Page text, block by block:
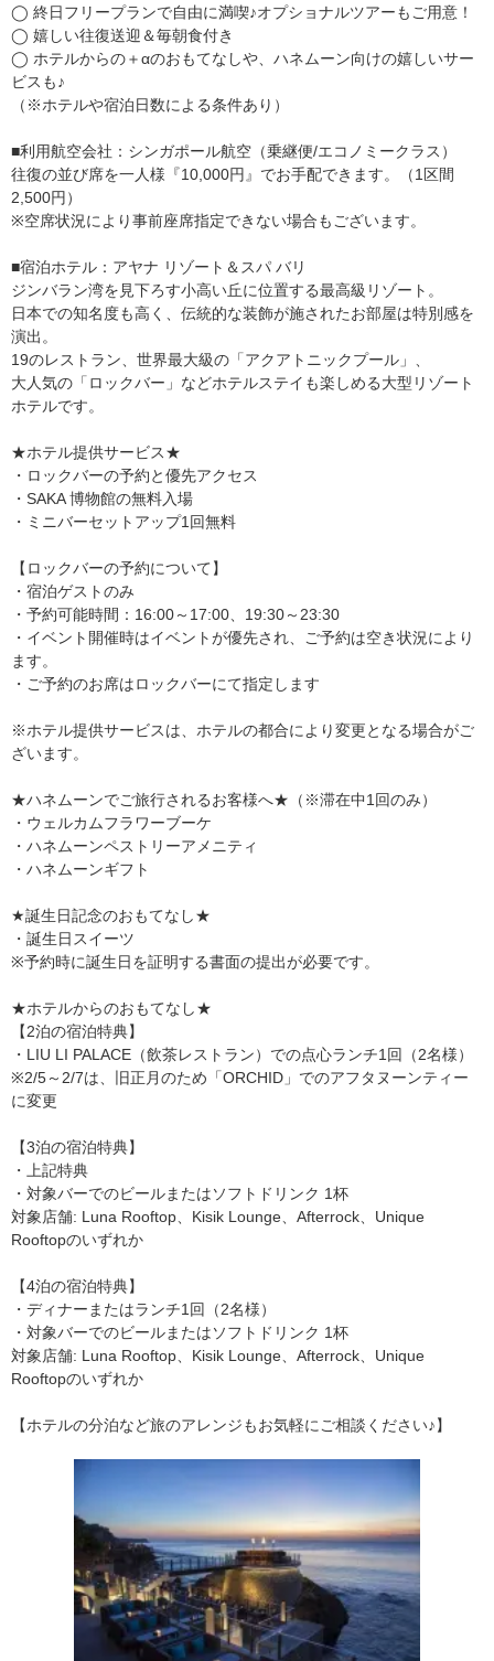
◯ 終日フリープランで自由に満喫♪オプショナルツアーもご用意！
◯ 嬉しい往復送迎＆毎朝食付き
◯ ホテルからの＋αのおもてなしや、ハネムーン向けの嬉しいサー
ビスも♪
（※ホテルや宿泊日数による条件あり）
■利用航空会社：シンガポール航空（乗継便/エコノミークラス）
往復の並び席を一人様『10,000円』でお手配できます。（1区間
2,500円）
※空席状況により事前座席指定できない場合もございます。
■宿泊ホテル：アヤナ リゾート＆スパ バリ
ジンバラン湾を見下ろす小高い丘に位置する最高級リゾート。
日本での知名度も高く、伝統的な装飾が施されたお部屋は特別感を
演出。
19のレストラン、世界最大級の「アクアトニックプール」、
大人気の「ロックバー」などホテルステイも楽しめる大型リゾート
ホテルです。
★ホテル提供サービス★
・ロックバーの予約と優先アクセス
・SAKA 博物館の無料入場
・ミニバーセットアップ1回無料
【ロックバーの予約について】
・宿泊ゲストのみ
・予約可能時間：16:00～17:00、19:30～23:30
・イベント開催時はイベントが優先され、ご予約は空き状況により
ます。
・ご予約のお席はロックバーにて指定します
※ホテル提供サービスは、ホテルの都合により変更となる場合がご
ざいます。
★ハネムーンでご旅行されるお客様へ★（※滞在中1回のみ）
・ウェルカムフラワーブーケ
・ハネムーンペストリーアメニティ
・ハネムーンギフト
★誕生日記念のおもてなし★
・誕生日スイーツ
※予約時に誕生日を証明する書面の提出が必要です。
★ホテルからのおもてなし★
【2泊の宿泊特典】
・LIU LI PALACE（飲茶レストラン）での点心ランチ1回（2名様）
※2/5～2/7は、旧正月のため「ORCHID」でのアフタヌーンティー
に変更
【3泊の宿泊特典】
・上記特典
・対象バーでのビールまたはソフトドリンク 1杯
対象店舗: Luna Rooftop、Kisik Lounge、Afterrock、Unique
Rooftopのいずれか
【4泊の宿泊特典】
・ディナーまたはランチ1回（2名様）
・対象バーでのビールまたはソフトドリンク 1杯
対象店舗: Luna Rooftop、Kisik Lounge、Afterrock、Unique
Rooftopのいずれか
【ホテルの分泊など旅のアレンジもお気軽にご相談ください♪】